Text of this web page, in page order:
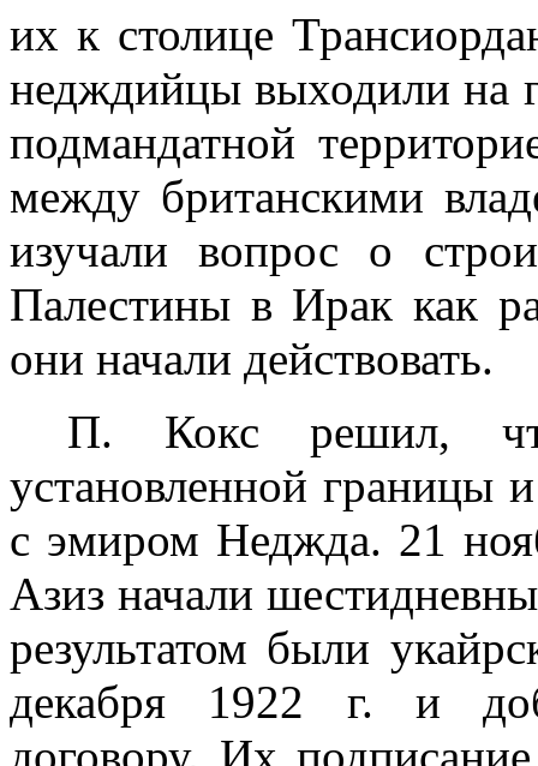
их к столице
недждийцы выходили на
подмандатной
между британскими
изучали вопрос о
Палестины в Ирак как
они начали действовать.
П. Кокс решил,
установленной границы
с эмиром Неджда. 21
Азиз начали
результатом были
декабря 1922 г. и